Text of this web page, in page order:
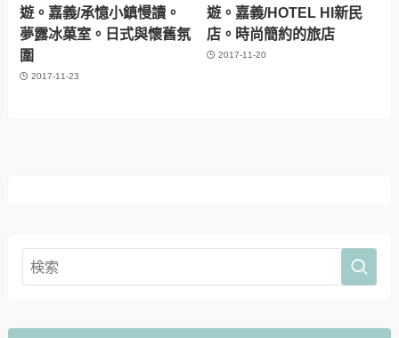
遊。嘉義/承憶小鎮慢讀。
夢露冰菓室。日式與懷舊氛
圍
2017-11-23
遊。嘉義/HOTEL HI新民
店。時尚簡約的旅店
2017-11-20